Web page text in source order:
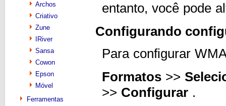
Archos
Criativo
Zune
IRiver
Sansa
Cowon
Epson
Móvel
Ferramentas
entanto, você pode
Configurando
Para configurar
Formatos >>
>> Configurar .